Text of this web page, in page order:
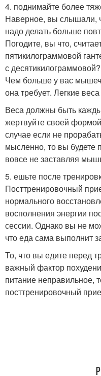
4. поднимайте более
Наверное, вы слышали,
надо делать больше
Погодите, вы что,
пятикилограммовой
с
Чем больше у вас
она требует. Легкие
Веса должны быть
жертвуйте своей
случае если не
мысленно, то вы будете
вовсе не заставляя
5. ешьте после
Посттренировочный
нормального
восполнения энергии
сессии. Однако вы не
что еда сама выполнит
То, что вы едите перед
важный фактор
питание неправильное,
посттренировочный